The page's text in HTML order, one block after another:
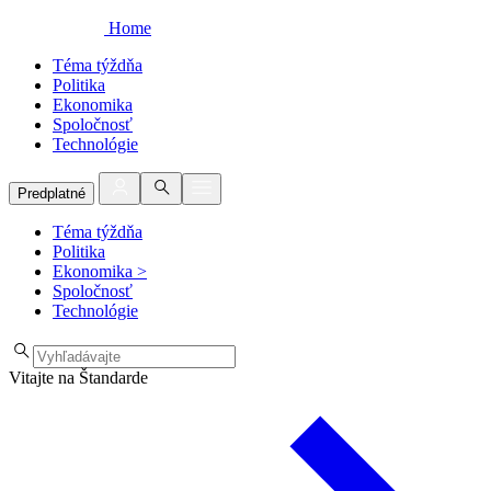
Home
Téma týždňa
Politika
Ekonomika
Spoločnosť
Technológie
Predplatné
Téma týždňa
Politika
Ekonomika >
Spoločnosť
Technológie
Vitajte na Štandarde